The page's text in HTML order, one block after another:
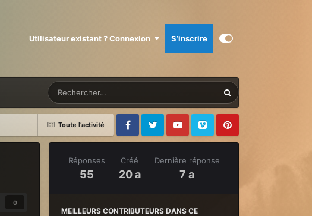
Utilisateur existant ? Connexion S’inscrire
Toute l’activité
FacebookTwitter Youtube Vimeo Pinterest
0
Réponses
55
Créé
20 a
Dernière réponse
7 a
MEILLEURS CONTRIBUTEURS DANS CE